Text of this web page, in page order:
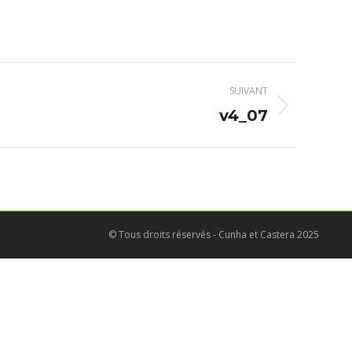
SUIVANT
v4_07
© Tous droits réservés - Cunha et Castera 2025